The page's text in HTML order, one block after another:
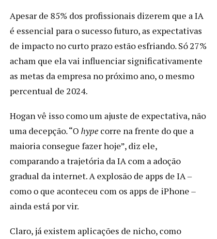
Apesar de 85% dos profissionais dizerem que a IA
é essencial para o sucesso futuro, as expectativas
de impacto no curto prazo estão esfriando. Só 27%
acham que ela vai influenciar significativamente
as metas da empresa no próximo ano, o mesmo
percentual de 2024.
Hogan vê isso como um ajuste de expectativa, não
uma decepção. “O hype corre na frente do que a
maioria consegue fazer hoje”, diz ele,
comparando a trajetória da IA com a adoção
gradual da internet. A explosão de apps de IA –
como o que aconteceu com os apps de iPhone –
ainda está por vir.
Claro, já existem aplicações de nicho, como